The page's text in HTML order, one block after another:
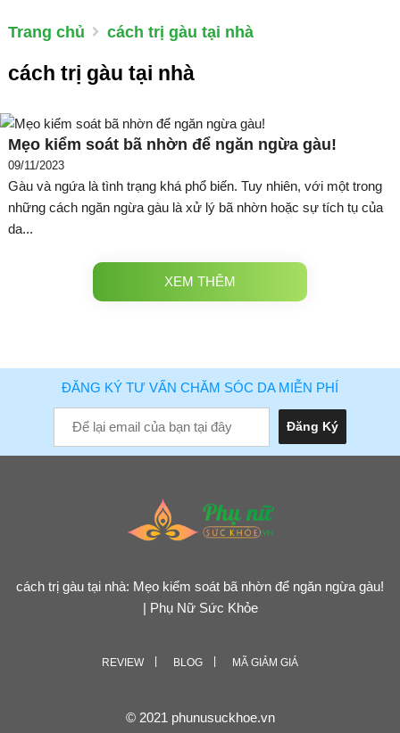
Trang chủ cách trị gàu tại nhà
cách trị gàu tại nhà
Mẹo kiểm soát bã nhờn để ngăn ngừa gàu!
09/11/2023
Gàu và ngứa là tình trạng khá phổ biến. Tuy nhiên, với một trong
những cách ngăn ngừa gàu là xử lý bã nhờn hoặc sự tích tụ của
da...
XEM THÊM
ĐĂNG KÝ TƯ VẤN CHĂM SÓC DA MIỄN PHÍ
cách trị gàu tại nhà: Mẹo kiểm soát bã nhờn để ngăn ngừa gàu!
| Phụ Nữ Sức Khỏe
REVIEW BLOG MÃ GIẢM GIÁ
© 2021 phunusuckhoe.vn